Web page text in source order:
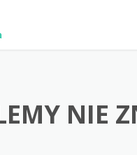
NIE